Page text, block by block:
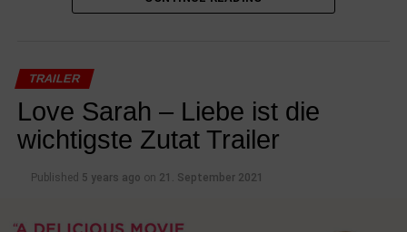
Action mit Jessica Chastain, Penélope Cruz, Diane
06.01.2022 The King’s Man: The Beginning
Action mit Ralph Fiennes, Gemma Arterton, Rhys Ifans
13.01.2022 Bis wir tot sind oder frei
Horror mit Courteney Cox, David Arquette, Neve
TRAILER
Love Sarah – Liebe ist die
wichtigste Zutat Trailer
Published 5 years ago on 21. September 2021